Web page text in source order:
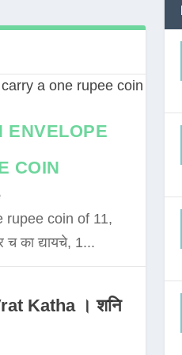
ENVELOPE
COIN
rupee coin of 11,
का द्यायचे, 1...
Katha । शनि